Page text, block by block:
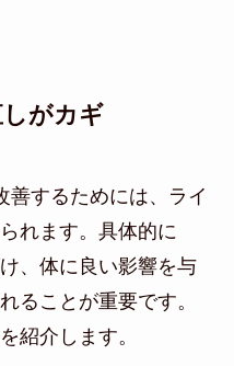
がカギ
善するためには、ライ
れます。具体的に
、体に良い影響を与
ることが重要です。
紹介します。